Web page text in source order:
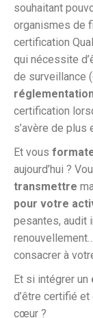
souhaitant
organismes de
certification
qui nécessite
de surveillance
certification
s’avère de plus
Et vous
aujourd’hui ?
transmettre
pour votre
pesantes, audit
consacrer à
Et si intégrer un
d’être certifié
cœur ?